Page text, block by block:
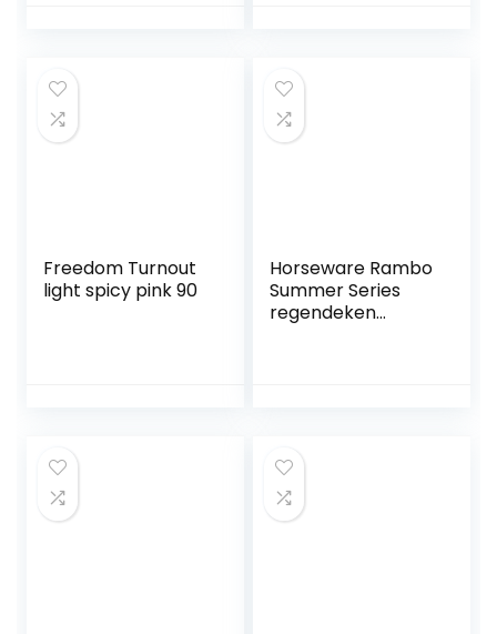
Freedom Turnout
light spicy pink 90
Horseware Rambo
Summer Series
regendeken